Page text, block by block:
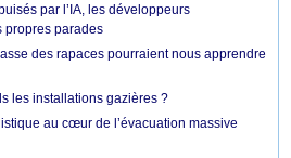
par l’IA, les développeurs
propres parades
des rapaces pourraient nous apprendre
les installations gazières ?
au cœur de l’évacuation massive